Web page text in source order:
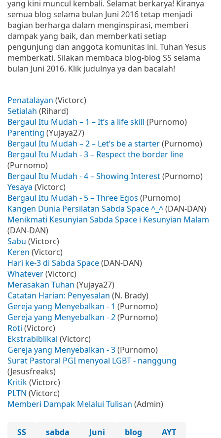
yang kini muncul kembali. Selamat berkarya! Kiranya
semua blog selama bulan Juni 2016 tetap menjadi
bagian berharga dalam menginspirasi, memberi
dampak yang baik, dan memberkati setiap
pengunjung dan anggota komunitas ini. Tuhan Yesus
memberkati. Silakan membaca blog-blog SS selama
bulan Juni 2016. Klik judulnya ya dan bacalah!
Penatalayan (Victorc)
Setialah (Rihard)
Bergaul Itu Mudah – 1 – It’s a life skill (Purnomo)
Parenting (Yujaya27)
Bergaul Itu Mudah – 2 – Let’s be a starter(Purnomo)
Bergaul Itu Mudah - 3 – Respect the border line
(Purnomo)
Bergaul Itu Mudah - 4 – Showing Interest(Purnomo)
Yesaya (Victorc)
Bergaul Itu Mudah - 5 – Three Egos (Purnomo)
Kangen Dunia Persilatan Sabda Space ^_^(DAN-DAN)
Menikmati Kesunyian Sabda Space i Kesunyian Malam
(DAN-DAN)
Sabu (Victorc)
Keren (Victorc)
Hari ke-3 di Sabda Space(DAN-DAN)
Whatever(Victorc)
Merasakan Tuhan (Yujaya27)
Catatan Harian: Penyesalan (N. Brady)
Gereja yang Menyebalkan - 1 (Purnomo)
Gereja yang Menyebalkan - 2(Purnomo)
Roti (Victorc)
Ekstrabiblikal (Victorc)
Gereja yang Menyebalkan - 3(Purnomo)
Surat Pastoral PGI menyoal LGBT - nanggung
(Jesusfreaks)
Kritik(Victorc)
PLTN (Victorc)
Memberi Dampak Melalui Tulisan (Admin)
SS sabda Juni blog
AYT